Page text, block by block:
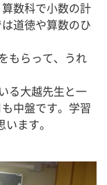
数科で小数の計
道徳や算数のひ
もらって、うれ
る大越先生と一
中盤です。学習
ます。